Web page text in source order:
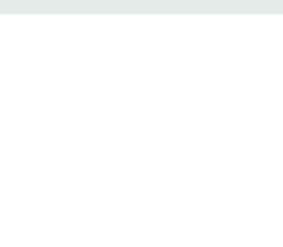
าท์ ไปพร้อมกัน